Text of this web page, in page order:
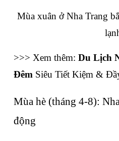
Mùa xuân ở Nha Trang
>>> Xem thêm: Du Lịch
Đêm Siêu Tiết Kiệm &
Mùa hè (tháng 4-8):
động